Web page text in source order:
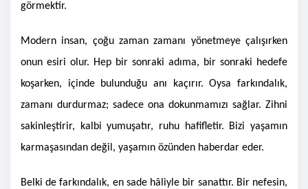
görmektir.
Modern insan, çoğu zaman zamanı yönetmeye çalışırken
onun esiri olur. Hep bir sonraki adıma, bir sonraki hedefe
koşarken, içinde bulunduğu anı kaçırır. Oysa farkındalık,
zamanı durdurmaz; sadece ona dokunmamızı sağlar. Zihni
sakinleştirir, kalbi yumuşatır, ruhu hafifletir. Bizi yaşamın
karmaşasından değil, yaşamın özünden haberdar eder.
Belki de farkındalık, en sade hâliyle bir sanattır. Bir nefesin,